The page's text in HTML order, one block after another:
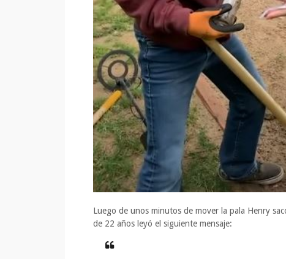
Luego de unos minutos de mover la pala Henry
de 22 años leyó el siguiente mensaje: